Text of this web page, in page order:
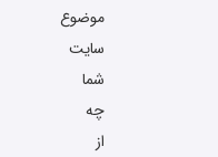
موضوع
سایت
شما
چه
از